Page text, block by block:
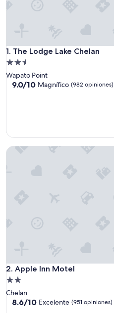
1. The Lodge Lake Chelan
The Lodge Lake Chelan
Propiedad
de
2.5
Wapato Point
9.0
9.0/10 Magnífico (982 opiniones)
2. Apple Inn Motel
Apple Inn Motel
Propiedad
de
2.0
Chelan
8.6
8.6/10 Excelente (951 opiniones)
Apple Inn Motel